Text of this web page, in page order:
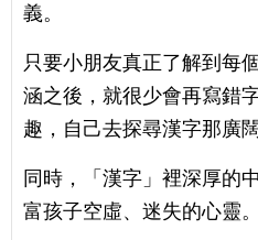
義。
只要小朋友真正了解到每
涵之後，就很少會再寫錯
趣，自己去探尋漢字那廣
同時，「漢字」裡深厚的
富孩子空虛、迷失的心靈。